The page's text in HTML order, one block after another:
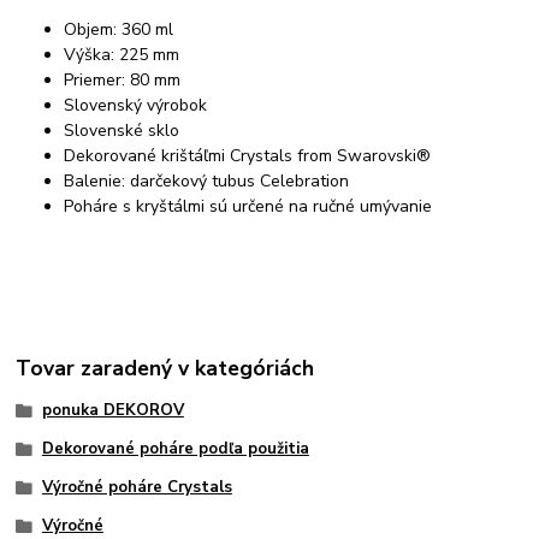
Objem: 360 ml
Výška: 225 mm
Priemer: 80 mm
Slovenský výrobok
Slovenské sklo
Dekorované krištáľmi Crystals from Swarovski®
Balenie: darčekový tubus Celebration
Poháre s kryštálmi sú určené na ručné umývanie
Tovar zaradený v kategóriách
ponuka DEKOROV
Dekorované poháre podľa použitia
Výročné poháre Crystals
Výročné